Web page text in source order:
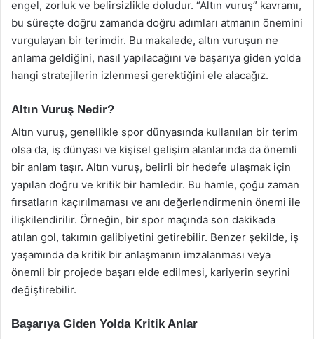
engel, zorluk ve belirsizlikle doludur. “Altın vuruş” kavramı,
bu süreçte doğru zamanda doğru adımları atmanın önemini
vurgulayan bir terimdir. Bu makalede, altın vuruşun ne
anlama geldiğini, nasıl yapılacağını ve başarıya giden yolda
hangi stratejilerin izlenmesi gerektiğini ele alacağız.
Altın Vuruş Nedir?
Altın vuruş, genellikle spor dünyasında kullanılan bir terim
olsa da, iş dünyası ve kişisel gelişim alanlarında da önemli
bir anlam taşır. Altın vuruş, belirli bir hedefe ulaşmak için
yapılan doğru ve kritik bir hamledir. Bu hamle, çoğu zaman
fırsatların kaçırılmaması ve anı değerlendirmenin önemi ile
ilişkilendirilir. Örneğin, bir spor maçında son dakikada
atılan gol, takımın galibiyetini getirebilir. Benzer şekilde, iş
yaşamında da kritik bir anlaşmanın imzalanması veya
önemli bir projede başarı elde edilmesi, kariyerin seyrini
değiştirebilir.
Başarıya Giden Yolda Kritik Anlar